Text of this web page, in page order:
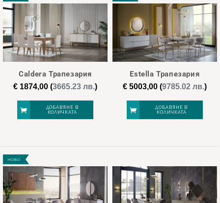
Caldera Трапезария
€ 1874,00 (3665.23 лв.)
ДОБАВЯНЕ В
КОЛИЧКАТА
Estella Трапезария
€5003,00(9785.02 лв.)
ДОБАВЯНЕ В
КОЛИЧКАТА
НОВО